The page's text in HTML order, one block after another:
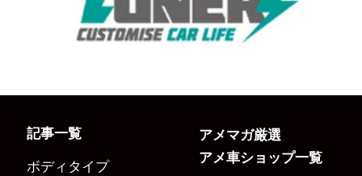
記事一覧
ボディタイプ
アメマガ厳選
アメ車ショップ一覧